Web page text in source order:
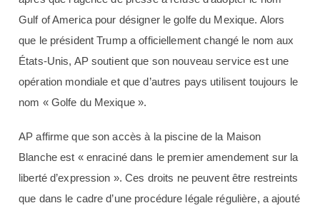
Gulf of America pour désigner le golfe du Mexique. Alors
que le président Trump a officiellement changé le nom aux
États-Unis, AP soutient que son nouveau service est une
opération mondiale et que d’autres pays utilisent toujours le
nom « Golfe du Mexique ».
AP affirme que son accès à la piscine de la Maison
Blanche est « enraciné dans le premier amendement sur la
liberté d’expression ». Ces droits ne peuvent être restreints
que dans le cadre d’une procédure légale régulière, a ajouté